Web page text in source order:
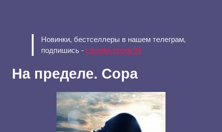
Новинки, бестселлеры в нашем телеграм,
подпишись - t.me/ilovebook99
На пределе. Сора